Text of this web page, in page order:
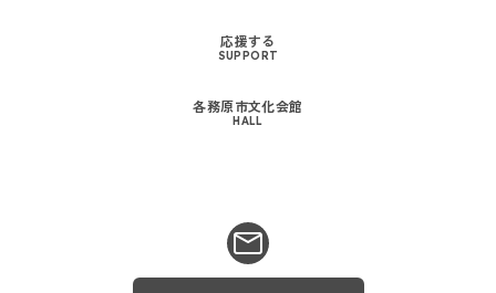
応援する
SUPPORT
各務原市文化会館
HALL